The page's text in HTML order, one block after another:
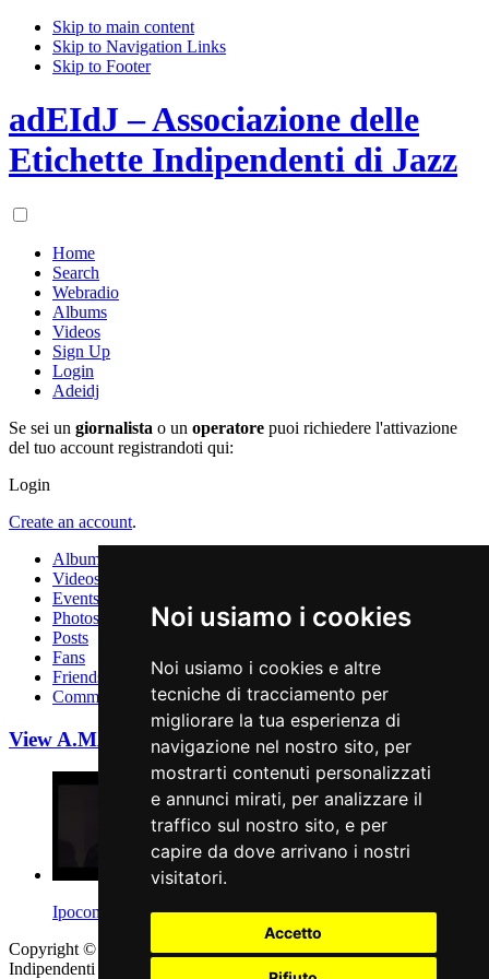
Noi usiamo i cookies
Noi usiamo i cookies e altre
tecniche di tracciamento per
migliorare la tua esperienza di
navigazione nel nostro sito, per
mostrarti contenuti personalizzati
e annunci mirati, per analizzare il
traffico sul nostro sito, e per
capire da dove arrivano i nostri
visitatori.
Accetto
Skip to main content
Skip to Navigation Links
Skip to Footer
adEIdJ – Associazione delle
Etichette Indipendenti di Jazz
Home
Search
Webradio
Albums
Videos
Sign Up
Login
Adeidj
Se sei un giornalista o un operatore puoi richiedere l'attivazione
del tuo account registrandoti qui:
Login
Create an account.
Albums
Videos
Events
Photos
Posts
Fans
Friends
Comments
View A.MA Records A.MA Edizioni ProfileVideos
Ipocontrio "Day Dreamer" ..
Copyright © 2011 - 2026 adEIdJ - Associazione delle Etichette
Indipendenti di Jazz. All Rights Reserved.